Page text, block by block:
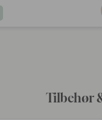
Tilbehør